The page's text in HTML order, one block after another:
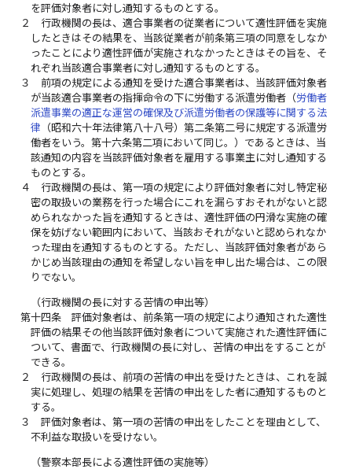
を評価対象者に対し通知するものとする。
２
行政機関の長は、適合事業者の従業者について適性評価を実施
したときはその結果を、当該従業者が前条第三項の同意をしなか
ったことにより適性評価が実施されなかったときはその旨を、そ
れぞれ当該適合事業者に対し通知するものとする。
３
前項の規定による通知を受けた適合事業者は、当該評価対象者
が当該適合事業者の指揮命令の下に労働する派遣労働者（労働者
派遣事業の適正な運営の確保及び派遣労働者の保護等に関する法
律 （昭和六十年法律第八十八号）第二条第二号に規定する派遣労
働者をいう。第十六条第二項において同じ。）であるときは、当
該通知の内容を当該評価対象者を雇用する事業主に対し通知する
ものとする。
４
行政機関の長は、第一項の規定により評価対象者に対し特定秘
密の取扱いの業務を行った場合にこれを漏らすおそれがないと認
められなかった旨を通知するときは、適性評価の円滑な実施の確
保を妨げない範囲内において、当該おそれがないと認められなか
った理由を通知するものとする。ただし、当該評価対象者があら
かじめ当該理由の通知を希望しない旨を申し出た場合は、この限
りでない。
（行政機関の長に対する苦情の申出等）
第十四条
評価対象者は、前条第一項の規定により通知された適性
評価の結果その他当該評価対象者について実施された適性評価に
ついて、書面で、行政機関の長に対し、苦情の申出をすることが
できる。
２
行政機関の長は、前項の苦情の申出を受けたときは、これを誠
実に処理し、処理の結果を苦情の申出をした者に通知するものと
する。
３
評価対象者は、第一項の苦情の申出をしたことを理由として、
不利益な取扱いを受けない。
（警察本部長による適性評価の実施等）